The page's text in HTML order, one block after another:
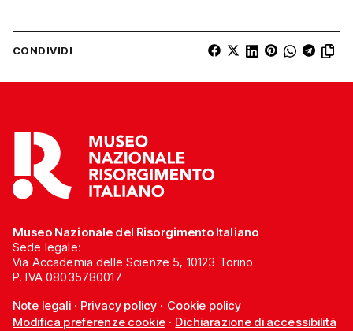
CONDIVIDI
Museo Nazionale del Risorgimento Italiano
Sede legale:
Via Accademia delle Scienze 5, 10123 Torino
P. IVA 08035780017
Note legali· Privacy policy · Cookie policy
Modifica preferenze cookie· Dichiarazione di accessibilità